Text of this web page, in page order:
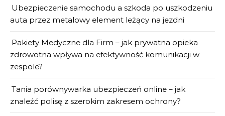
Ubezpieczenie samochodu a szkoda po uszkodzeniu
auta przez metalowy element leżący na jezdni
Pakiety Medyczne dla Firm – jak prywatna opieka
zdrowotna wpływa na efektywność komunikacji w
zespole?
Tania porównywarka ubezpieczeń online – jak
znaleźć polisę z szerokim zakresem ochrony?